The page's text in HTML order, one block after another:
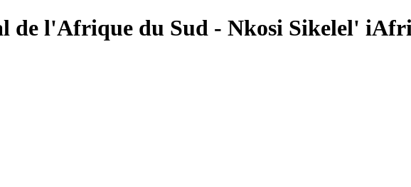
de l'Afrique du Sud - Nkosi Sikelel'